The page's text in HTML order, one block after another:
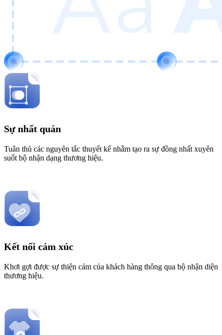
Sự nhất quán
Tuân thủ các nguyên tắc thuyết kế nhằm tạo ra sự đồng nhất xuyên
suốt bộ nhận dạng thương hiệu.
Kết nối cảm xúc
Khơi gợi được sự thiện cảm của khách hàng thông qua bộ nhận diện
thương hiệu.